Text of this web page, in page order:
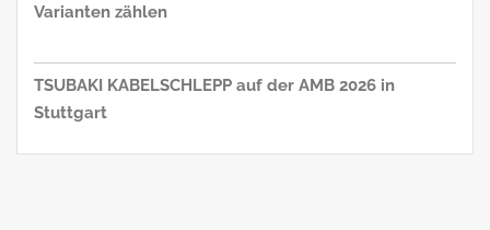
Varianten zählen
TSUBAKI KABELSCHLEPP auf der AMB 2026 in
Stuttgart